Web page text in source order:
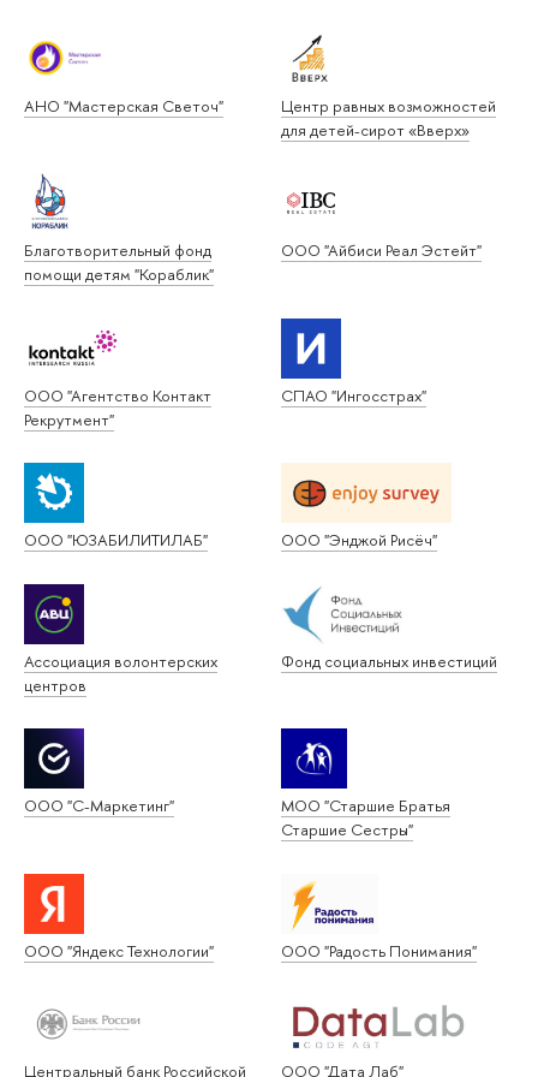
АНО "Мастерская Светоч"
Центр равных возможностей
для детей-сирот «Вверх»
Благотворительный фонд
помощи детям "Кораблик"
ООО "Айбиси Реал Эстейт"
ООО "Агентство Контакт
Рекрутмент"
СПАО "Ингосстрах"
ООО "ЮЗАБИЛИТИЛАБ" ООО "Энджой Рисёч"
Ассоциация волонтерских
центров
Фонд социальных инвестиций
ООО "С-Маркетинг"
МОО "Старшие Братья
Старшие Сестры"
ООО "Яндекс Технологии" ООО "Радость Понимания"
Центральный банк Российской ООО "Дата Лаб"